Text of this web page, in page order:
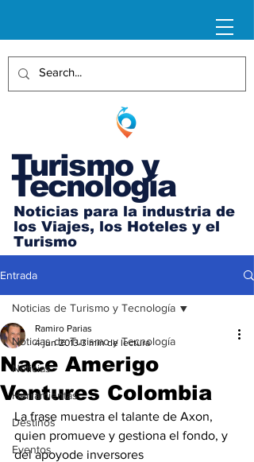
Turismo y
Tecnología
Noticias para la industria de
los Viajes, los Hoteles y el
Turismo
Entrada
Noticias de Turismo y Tecnología
Noticias
Herramientas
Destinos
Eventos
Noticias de Turismo y Tecnología
Nace Amerigo
Ventures Colombia
Ramiro Parias
4 jun 2013 3 min de lectura
La frase muestra el talante de Axon,
quien promueve y gestiona el fondo, y
del apoyode inversores